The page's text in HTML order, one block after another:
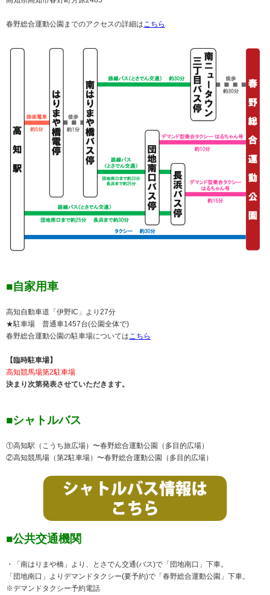
春野総合運動公園までのアクセスの詳細は こちら
■自家用車
高知自動車道「伊野IC」より27分
★駐車場 普通車1457台(公園全体で)
春野総合運動公園の駐車場については こちら
【臨時駐車場】
高知競馬場第2駐車場
決まり次第発表させていただきます。
■シャトルバス
①高知駅（こうち旅広場）〜春野総合運動公園（多目的広場）
②高知競馬場（第2駐車場）〜春野総合運動公園（多目的広場）
■公共交通機関
・「南はりまや橋」より、とさでん交通(バス)で「団地南口」下車。
「団地南口」よりデマンドタクシー(要予約)で「春野総合運動公園」下車。
※デマンドタクシー予約電話